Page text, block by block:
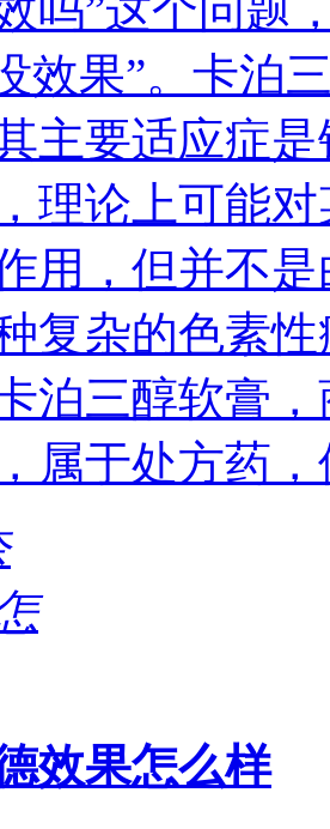
效果”。卡泊
主要适应症
理论上可能
用，但并不
复杂的色素
泊三醇软膏
属于处方药，
效果怎么样